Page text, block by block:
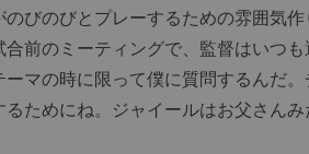
のびのびとプレーするための雰囲気
前のミーティングで、監督はいつ
ーマの時に限って僕に質問するんだ
るためにね。ジャイールはお父さん